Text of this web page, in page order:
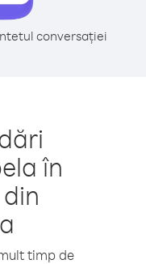
conversației
în
timp de